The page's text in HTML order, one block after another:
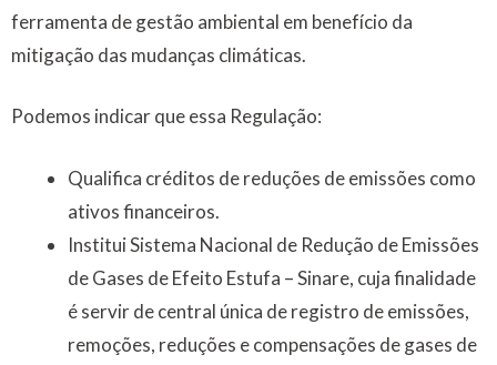
ferramenta de gestão ambiental em benefício da
mitigação das mudanças climáticas.
Podemos indicar que essa Regulação:
Qualifica créditos de reduções de emissões como
ativos financeiros.
Institui Sistema Nacional de Redução de Emissões
de Gases de Efeito Estufa – Sinare, cuja finalidade
é servir de central única de registro de emissões,
remoções, reduções e compensações de gases de